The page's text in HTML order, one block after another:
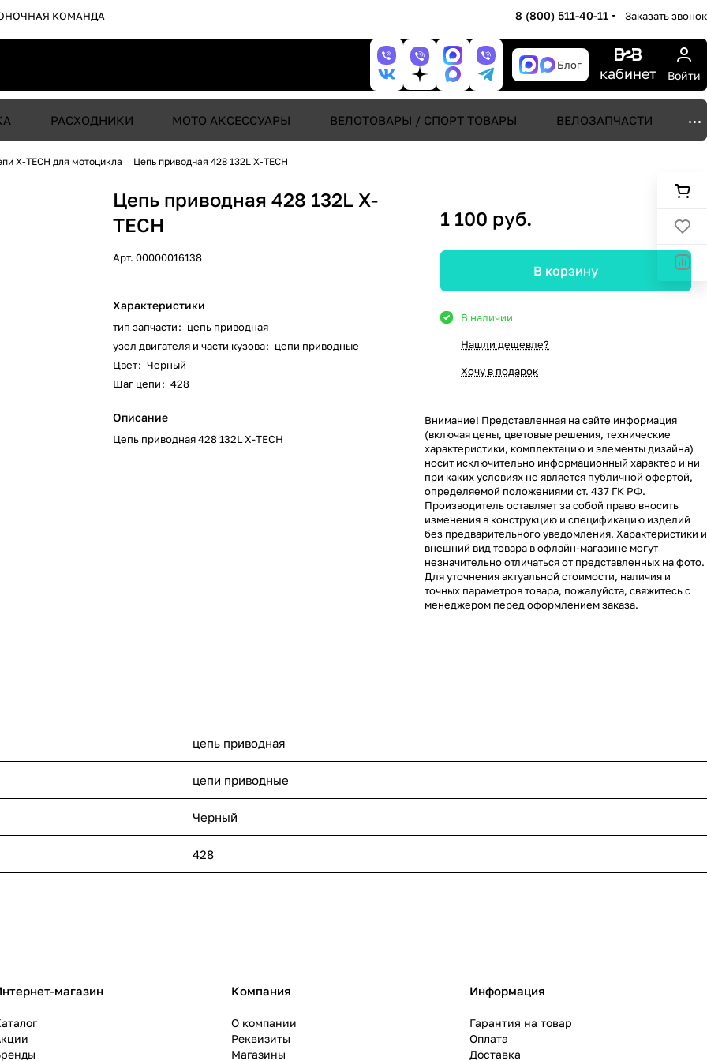
КОМАНДА 8 (800) 511-40-11 Заказать звонок
Блог кабинет Войти
РАСХОДНИКИ МОТО АКСЕССУАРЫ ВЕЛОТОВАРЫ / СПОРТ ТОВАРЫ ВЕЛОЗАПЧАСТИ
X-TECH для мотоцикла Цепь приводная 428 132L X-TECH
Цепь приводная 428 132L X-
TECH
Арт.00000016138
Характеристики
тип запчасти: цепь приводная
узел двигателя и части кузова: цепи приводные
Цвет: Черный
Шаг цепи: 428
Описание
Цепь приводная 428 132L X-TECH
1 100 руб.
В корзину
В наличии
Нашли дешевле?
Хочу в подарок
Внимание! Представленная на сайте информация
(включая цены, цветовые решения, технические
характеристики, комплектацию и элементы дизайна)
носит исключительно информационный характер и ни
при каких условиях не является публичной офертой,
определяемой положениями ст. 437 ГК РФ.
Производитель оставляет за собой право вносить
изменения в конструкцию и спецификацию изделий
без предварительного уведомления. Характеристики и
внешний вид товара в офлайн-магазине могут
незначительно отличаться от представленных на фото.
Для уточнения актуальной стоимости, наличия и
точных параметров товара, пожалуйста, свяжитесь с
менеджером перед оформлением заказа.
цепь приводная
цепи приводные
Черный
428
магазин Компания
О компании
Реквизиты
Магазины
Информация
Гарантия на товар
Оплата
Доставка